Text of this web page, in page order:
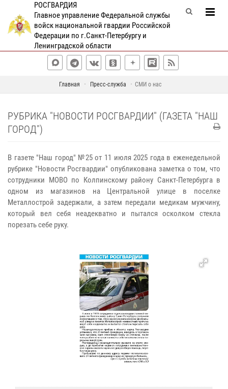
РОСГВАРДИЯ
Главное управление Федеральной службы
войск национальной гвардии Российской
Федерации по г.Санкт-Петербургу и
Ленинградской области
Главная Пресс-служба СМИ о нас
РУБРИКА "НОВОСТИ РОСГВАРДИИ" (ГАЗЕТА "НАШ
ГОРОД")
В газете "Наш город" №25 от 11 июля 2025 года в еженедельной
рубрике "Новости Росгвардии" опубликована заметка о том, что
сотрудники МОВО по Колпинскому району Санкт-Петербурга в
одном из магазинов на Центральной улице в поселке
Металлострой задержали, а затем передали медикам мужчину,
который вел себя неадекватно и пытался осколком стекла
порезать себе руку.